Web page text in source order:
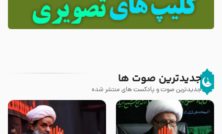
جدیدترین صوت ها
جدیدترین صوت و پادکست های منتشر شده